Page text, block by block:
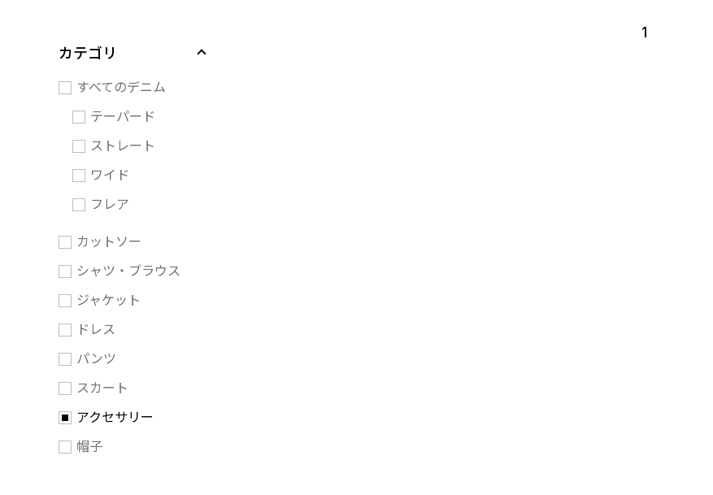
カテゴリ
すべてのデニム
テーパード
ストレート
ワイド
フレア
カットソー
シャツ・ブラウス
ジャケット
ドレス
パンツ
スカート
アクセサリー
帽子
1